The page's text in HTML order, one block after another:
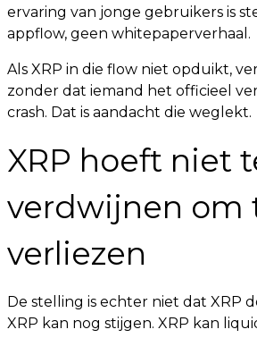
ervaring van jonge gebruikers is
appflow, geen whitepaperverhaal.
Als XRP in die flow niet opduikt,
zonder dat iemand het officieel
crash. Dat is aandacht die weglekt.
XRP hoeft niet
verdwijnen om
verliezen
De stelling is echter niet dat XRP
XRP kan nog stijgen. XRP kan